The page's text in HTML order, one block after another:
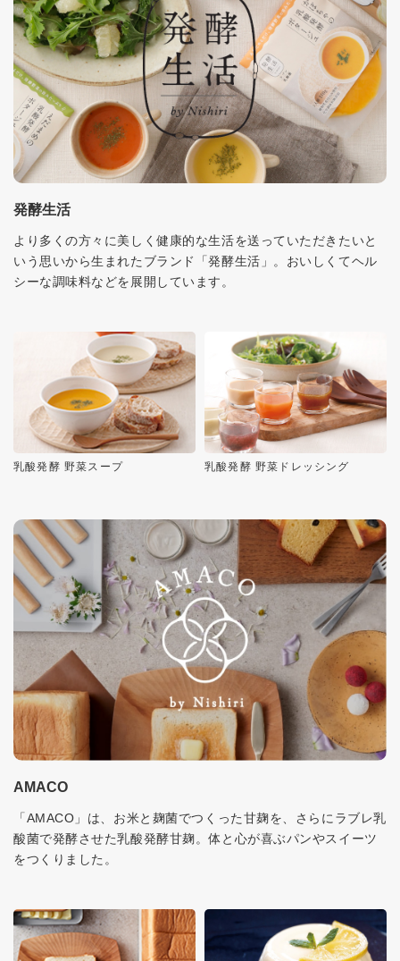
発酵生活
より多くの方々に美しく健康的な生活を送っていただきたいと
いう思いから生まれたブランド「発酵生活」。おいしくてヘル
シーな調味料などを展開しています。
乳酸発酵 野菜スープ 乳酸発酵 野菜ドレッシング
AMACO
「AMACO」は、お米と麹菌でつくった甘麹を、さらにラブレ乳
酸菌で発酵させた乳酸発酵甘麹。体と心が喜ぶパンやスイーツ
をつくりました。